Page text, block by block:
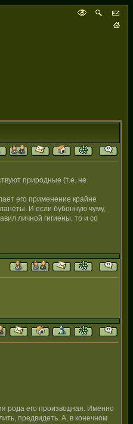
природные (т.е. не
его применение крайне
И если бубонную чуму,
личной гигиены, то и со
рода его производная. Именно
предвидеть. А, в конечном